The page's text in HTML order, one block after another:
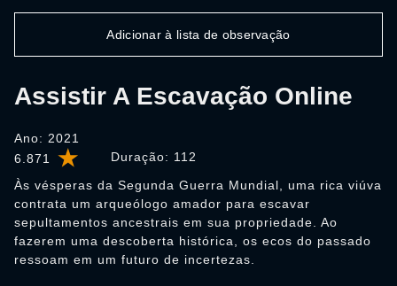
6.871 Duração: 112
Assistir A Escavação Online
Ano: 2021
Às vésperas da Segunda Guerra Mundial, uma rica viúva
contrata um arqueólogo amador para escavar
sepultamentos ancestrais em sua propriedade. Ao
fazerem uma descoberta histórica, os ecos do passado
ressoam em um futuro de incertezas.
Adicionar à lista de observação